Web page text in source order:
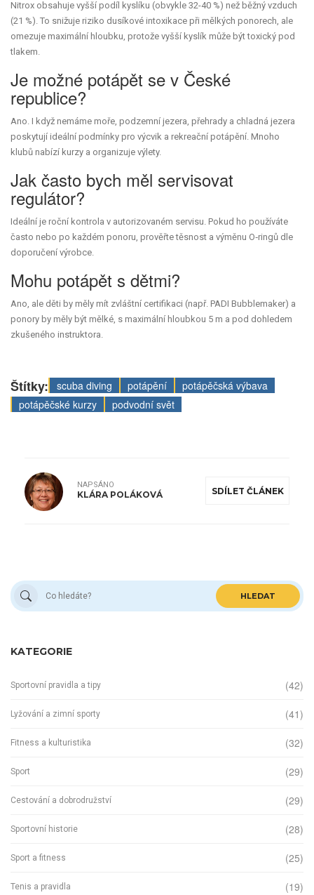
Nitrox obsahuje vyšší podíl kyslíku (obvykle 32-40 %) než běžný vzduch
(21 %). To snižuje riziko dusíkové intoxikace při mělkých ponorech, ale
omezuje maximální hloubku, protože vyšší kyslík může být toxický pod
tlakem.
Je možné potápět se v České
republice?
Ano. I když nemáme moře, podzemní jezera, přehrady a chladná jezera
poskytují ideální podmínky pro výcvik a rekreační potápění. Mnoho
klubů nabízí kurzy a organizuje výlety.
Jak často bych měl servisovat
regulátor?
Ideální je roční kontrola v autorizovaném servisu. Pokud ho používáte
často nebo po každém ponoru, prověřte těsnost a výměnu O‑ringů dle
doporučení výrobce.
Mohu potápět s dětmi?
Ano, ale děti by měly mít zvláštní certifikaci (např. PADI Bubblemaker) a
ponory by měly být mělké, s maximální hloubkou 5 m a pod dohledem
zkušeného instruktora.
Štítky: scuba diving potápění
potápěčská výbava
potápěčské kurzy
podvodní svět
SDÍLET ČLÁNEK
NAPSÁNO
KLÁRA POLÁKOVÁ
HLEDAT
KATEGORIE
Sportovní pravidla a tipy (42)
Lyžování a zimní sporty (41)
Fitness a kulturistika (32)
Sport (29)
Cestování a dobrodružství (29)
Sportovní historie (28)
Sport a fitness (25)
Tenis a pravidla (19)